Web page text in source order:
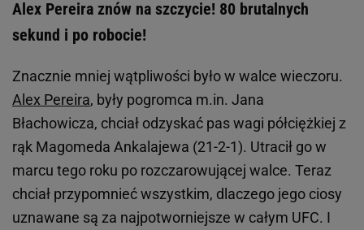
Alex Pereira znów na szczycie! 80 brutalnych
sekund i po robocie!
Znacznie mniej wątpliwości było w walce wieczoru.
Alex Pereira, były pogromca m.in. Jana
Błachowicza, chciał odzyskać pas wagi półciężkiej z
rąk Magomeda Ankalajewa (21-2-1). Utracił go w
marcu tego roku po rozczarowującej walce. Teraz
chciał przypomnieć wszystkim, dlaczego jego ciosy
uznawane są za najpotworniejsze w całym UFC. I